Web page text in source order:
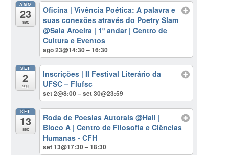
AGO
23
sex
Oficina | Vivência Poética: A palavra e
suas conexões através do Poetry Slam
@Sala Aroeira | 1º andar | Centro de
Cultura e Eventos
ago 23@14:30 – 16:30
SET
2
seg
Inscrições | II Festival Literário da
UFSC – Flufsc
set 2@8:00 – set 30@23:59
SET
13
sex
Roda de Poesias Autorais@Hall |
Bloco A | Centro de Filosofia e Ciências
Humanas - CFH
set 13@17:30 – 18:30